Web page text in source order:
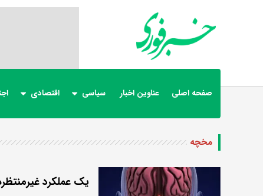
صفحه اصلی عناوین اخبار سیاسی اقتصادی
مخچه
یک عملکرد